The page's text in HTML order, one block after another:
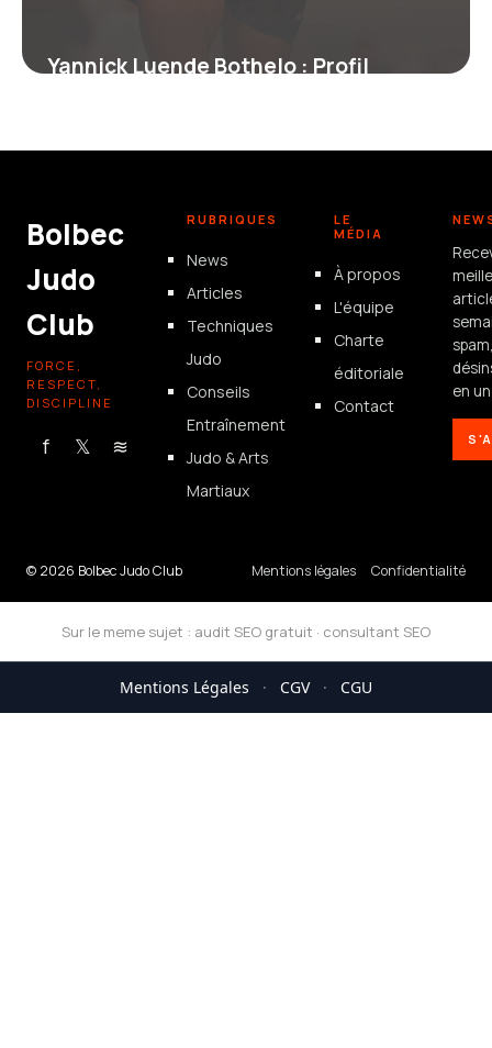
Yannick Luende Bothelo : Profil
Bolbec
Judo
Club
FORCE,
RESPECT,
DISCIPLINE
f 𝕏 ≋
RUBRIQUES
News
Articles
Techniques
Judo
Conseils
Entraînement
Judo & Arts
Martiaux
LE
MÉDIA
À propos
L'équipe
Charte
éditoriale
Contact
en
© 2026 Bolbec Judo Club Mentions légales Confidentialité
Sur le meme sujet : audit SEO gratuit · consultant SEO
Mentions Légales · CGV · CGU